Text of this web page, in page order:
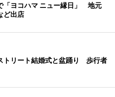
「ヨコハマ ニュー縁日」 地元
ど出店
トリート結婚式と盆踊り 歩行者